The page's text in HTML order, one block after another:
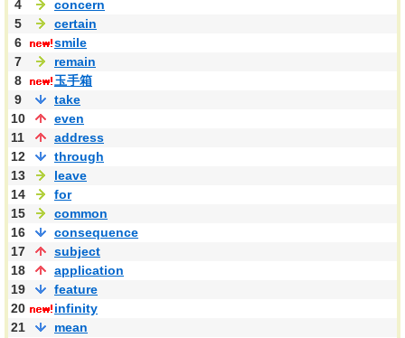
4
concern
5
certain
6
smile
7
remain
8
玉手箱
9
take
10
even
11
address
12
through
13
leave
14
for
15
common
16
consequence
17
subject
18
application
19
feature
20
infinity
21
mean